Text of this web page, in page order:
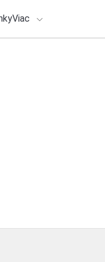
Viac